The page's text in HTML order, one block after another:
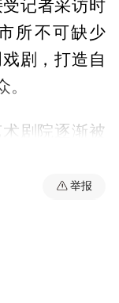
受记者采访时
所不可缺少
剧，打造自
。
剧院逐渐被
来越热。一
悉，但现在
举报